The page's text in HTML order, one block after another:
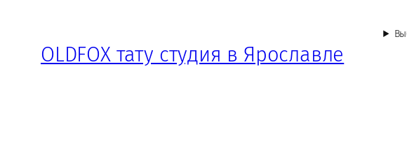
содержимому
OLDFOX тату студия в Ярославле